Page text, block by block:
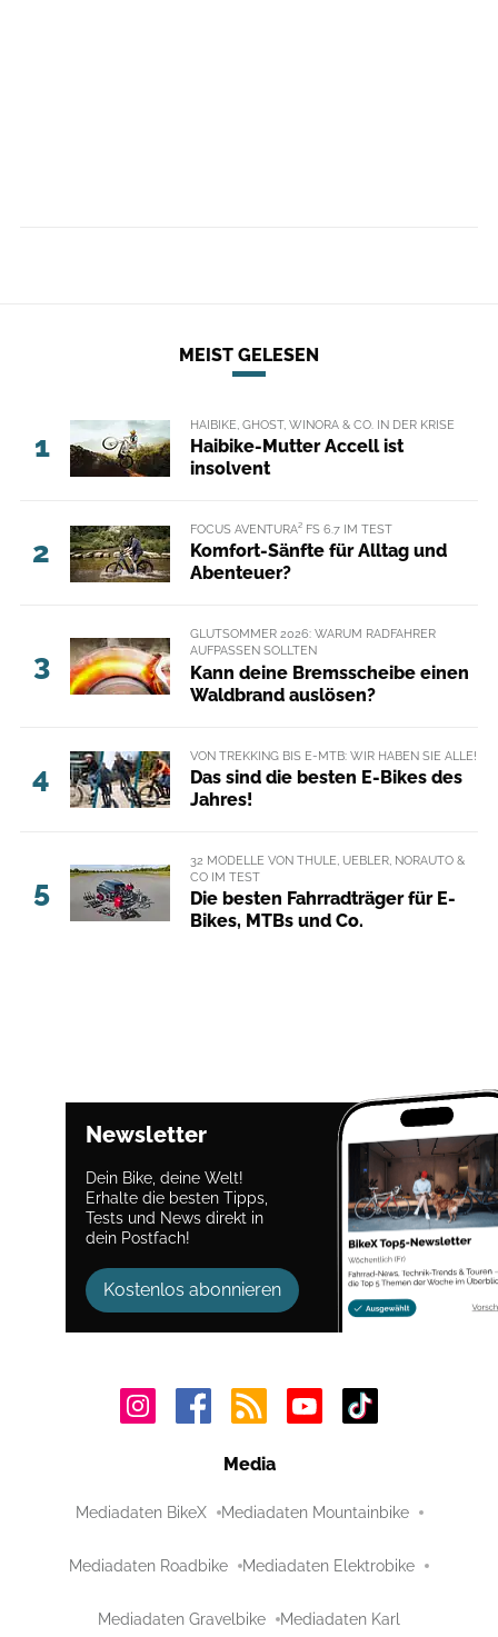
MEIST GELESEN
1
HAIBIKE, GHOST, WINORA & CO. IN DER KRISE
Haibike-Mutter Accell ist
insolvent
2
FOCUS AVENTURA² FS 6.7 IM TEST
Komfort-Sänfte für Alltag und
Abenteuer?
3
GLUTSOMMER 2026: WARUM RADFAHRER
AUFPASSEN SOLLTEN
Kann deine Bremsscheibe einen
Waldbrand auslösen?
4
VON TREKKING BIS E-MTB: WIR HABEN SIE ALLE!
Das sind die besten E-Bikes des
Jahres!
5
32 MODELLE VON THULE, UEBLER, NORAUTO &
CO IM TEST
Die besten Fahrradträger für E-
Bikes, MTBs und Co.
Newsletter
Dein Bike, deine Welt!
Erhalte die besten Tipps,
Tests und News direkt in
dein Postfach!
Kostenlos abonnieren
Media
Mediadaten BikeX Mediadaten Mountainbike
Mediadaten Roadbike Mediadaten Elektrobike
Mediadaten Gravelbike Mediadaten Karl